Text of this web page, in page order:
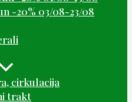
-20% 03/08-23/08
cirkulacija
trakt